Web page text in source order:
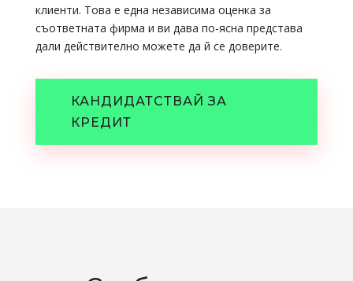
клиенти. Това е една независима оценка за
съответната фирма и ви дава по-ясна представа
дали действително можете да й се доверите.
КАНДИДАТСТВАЙ ЗА
КРЕДИТ